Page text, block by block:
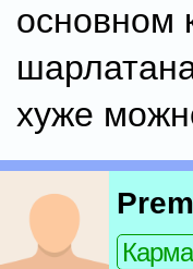
основном
хуже
Prem